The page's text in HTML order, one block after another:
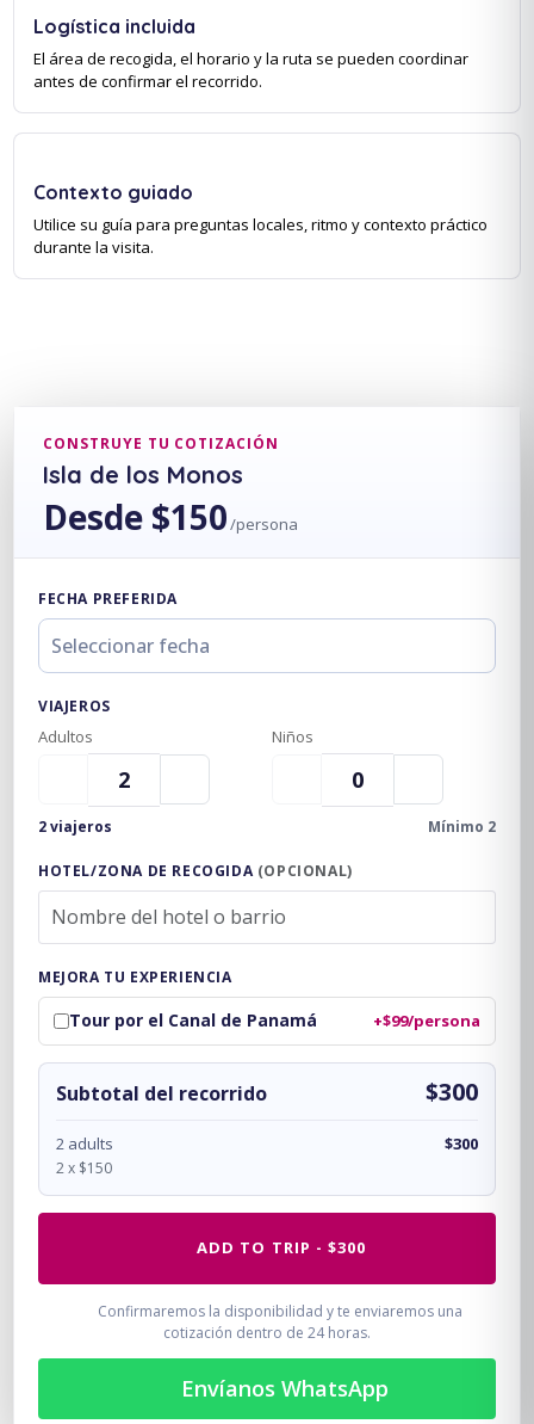
Logística incluida
El área de recogida, el horario y la ruta se pueden coordinar
antes de confirmar el recorrido.
Contexto guiado
Utilice su guía para preguntas locales, ritmo y contexto práctico
durante la visita.
CONSTRUYE TU COTIZACIÓN
Isla de los Monos
Desde $150/persona
FECHA PREFERIDA
VIAJEROS
Adultos Niños
2 viajeros Mínimo 2
HOTEL/ZONA DE RECOGIDA (OPCIONAL)
MEJORA TU EXPERIENCIA
Tour por el Canal de Panamá +$99/persona
Subtotal del recorrido $300
2 adults
2 x $150
$300
ADD TO TRIP - $300
Confirmaremos la disponibilidad y te enviaremos una
cotización dentro de 24 horas.
Envíanos WhatsApp